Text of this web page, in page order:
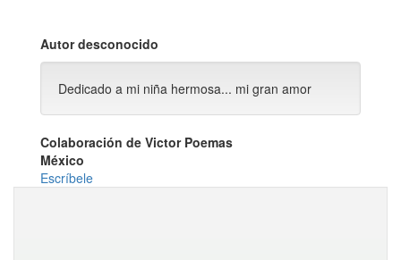
Autor desconocido
Dedicado a mi niña hermosa... mi gran amor
Colaboración de Victor Poemas
México
Escríbele